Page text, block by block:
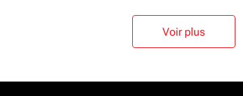
Voir plus